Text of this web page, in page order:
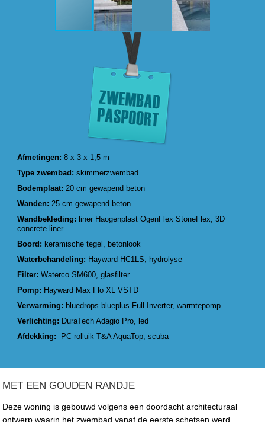
Afmetingen:8 x 3 x 1,5 m
Type zwembad:skimmerzwembad
Bodemplaat: 20 cm gewapend beton
Wanden: 25 cm gewapend beton
Wandbekleding: liner Haogenplast OgenFlex StoneFlex, 3D
concrete liner
Boord: keramische tegel, betonlook
Waterbehandeling: Hayward HC1LS, hydrolyse
Filter: Waterco SM600, glasfilter
Pomp: Hayward Max Flo XL VSTD
Verwarming: bluedrops blueplus Full Inverter, warmtepomp
Verlichting: DuraTech Adagio Pro, led
Afdekking:
PC-rolluik T&A AquaTop, scuba
MET EEN GOUDEN RANDJE
Deze woning is gebouwd volgens een doordacht architecturaal
ontwerp waarin het zwembad vanaf de eerste schetsen werd